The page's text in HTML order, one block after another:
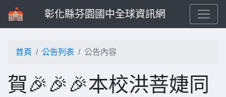
彰化縣芬園國中全球資訊網
首頁 公告列表 公告內容
賀🎉🎉🎉本校洪菩婕同